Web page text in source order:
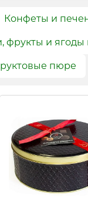
Конфеты и
фрукты и ягоды
пюре